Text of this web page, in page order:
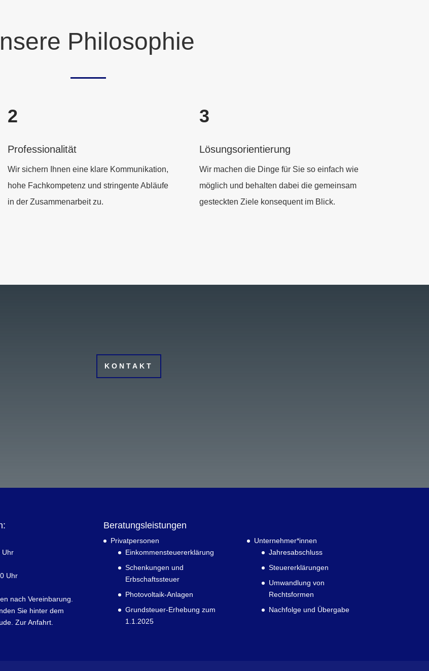
Philosophie
2
Professionalität
Wir sichern Ihnen eine klare Kommunikation,
hohe Fachkompetenz und stringente Abläufe
in der Zusammenarbeit zu.
3
Lösungsorientierung
Wir machen die Dinge für Sie so einfach wie
möglich und behalten dabei die gemeinsam
gesteckten Ziele konsequent im Blick.
KONTAKT
Uhr
Uhr
nach Vereinbarung.
Sie hinter dem
Zur Anfahrt.
Beratungsleistungen
Privatpersonen
Einkommensteuererklärung
Schenkungen und
Erbschaftssteuer
Photovoltaik-Anlagen
Grundsteuer-Erhebung zum
1.1.2025
Unternehmer*innen
Jahresabschluss
Steuererklärungen
Umwandlung von
Rechtsformen
Nachfolge und Übergabe